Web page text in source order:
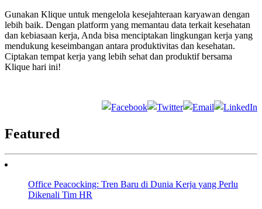
Gunakan Klique untuk mengelola kesejahteraan karyawan dengan
lebih baik. Dengan platform yang memantau data terkait kesehatan
dan kebiasaan kerja, Anda bisa menciptakan lingkungan kerja yang
mendukung keseimbangan antara produktivitas dan kesehatan.
Ciptakan tempat kerja yang lebih sehat dan produktif bersama
Klique hari ini!
Featured
Office Peacocking: Tren Baru di Dunia Kerja yang Perlu
Dikenali Tim HR